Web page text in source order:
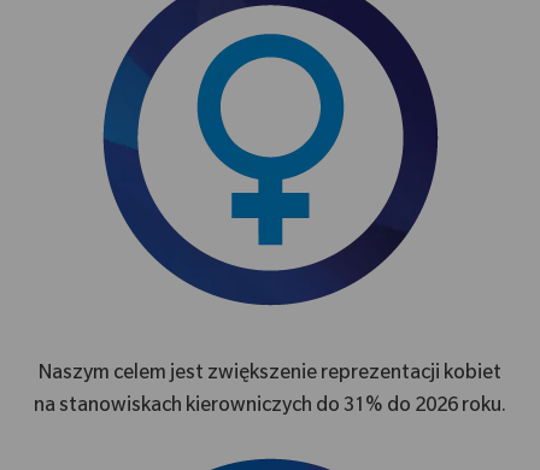
Naszym celem jest zwiększenie reprezentacji kobiet
na stanowiskach kierowniczych do 31% do 2026 roku.